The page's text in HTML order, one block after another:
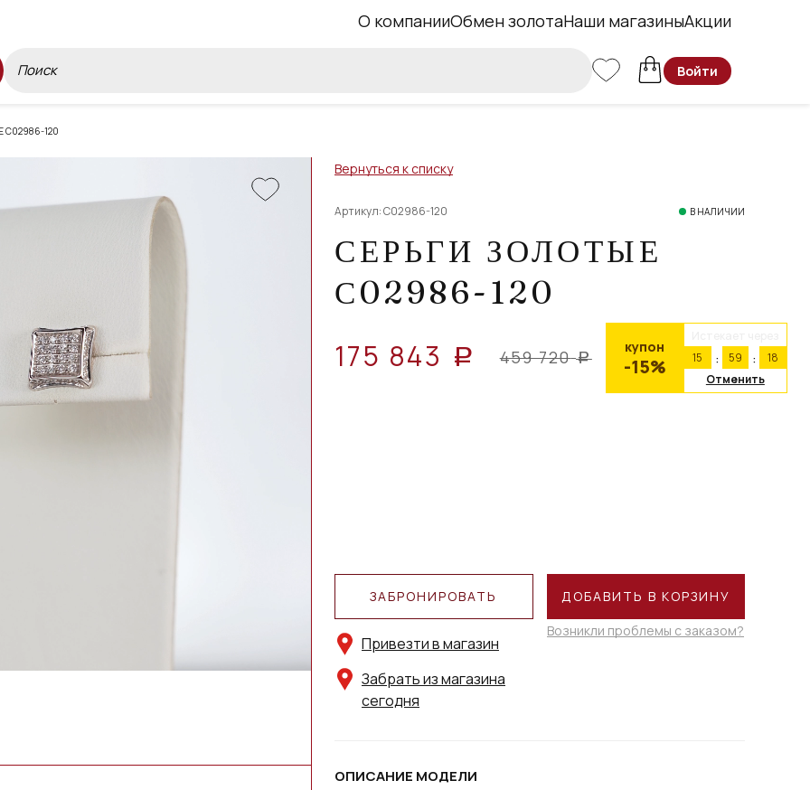
О компанииОбмен золотаНаши магазиныАкции
Войти
С02986-120
Вернуться к списку
Артикул: С02986-120 В НАЛИЧИИ
СЕРЬГИ ЗОЛОТЫЕ
С02986-120
175 843 a 459 720 a
купон
-15%
15
59
17
Отменить
ЗАБРОНИРОВАТЬ
Привезти в магазин
Забрать из магазина
сегодня
ДОБАВИТЬ В КОРЗИНУ
Возникли проблемы с заказом?
ОПИСАНИЕ МОДЕЛИ